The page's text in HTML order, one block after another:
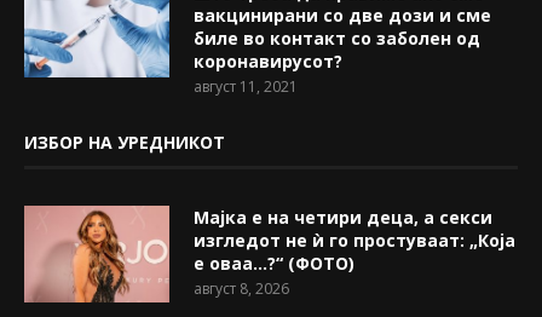
вакцинирани со две дози и сме
биле во контакт со заболен од
коронавирусот?
август 11, 2021
ИЗБОР НА УРЕДНИКОТ
Мајка е на четири деца, а секси
изгледот не ѝ го простуваат: „Која
е оваа…?“ (ФОТО)
август 8, 2026